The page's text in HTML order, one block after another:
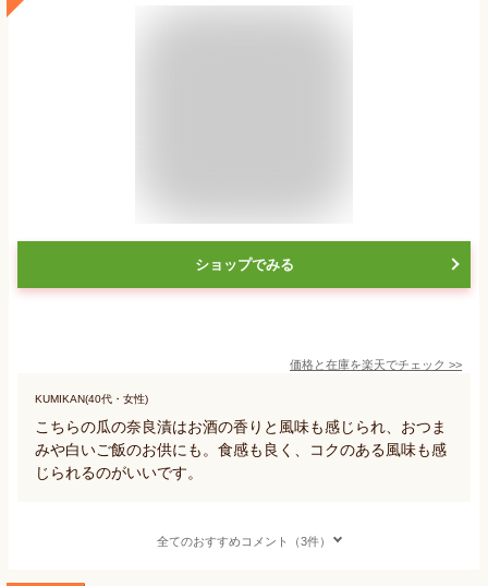
ショップでみる
価格と在庫を楽天でチェック >>
KUMIKAN(40代・女性)
こちらの瓜の奈良漬はお酒の香りと風味も感じられ、おつま
みや白いご飯のお供にも。食感も良く、コクのある風味も感
じられるのがいいです。
全てのおすすめコメント（3件）